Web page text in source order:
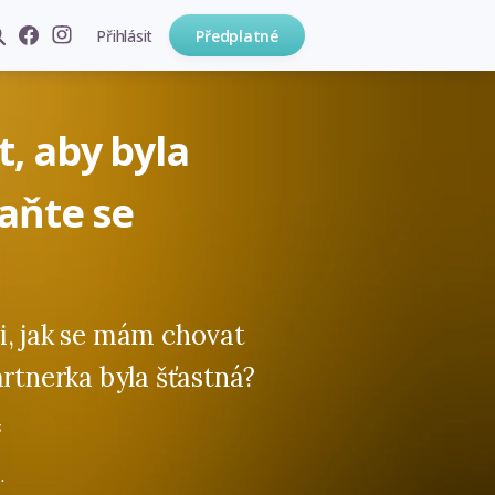
Přihlásit Předplatné
aby byla
se
jak se mám chovat
byla šťastná?